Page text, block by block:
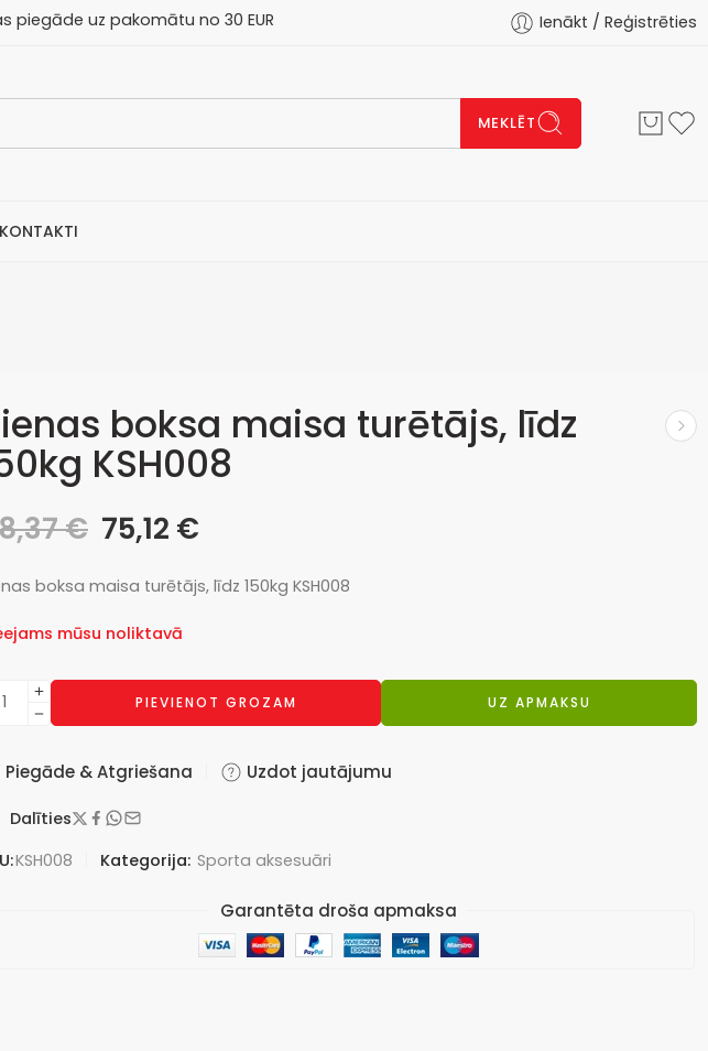
no 30 EUR Ienākt / Reģistrēties
MEKLĒT
KONTAKTI
boksa maisa turētājs, līdz
KSH008
€ 75,12 €
boksa maisa turētājs, līdz 150kg KSH008
mūsu noliktavā
PIEVIENOT GROZAM UZ APMAKSU
Piegāde & Atgriešana Uzdot jautājumu
Dalīties
KSH008 Kategorija: Sporta aksesuāri
Garantēta droša apmaksa